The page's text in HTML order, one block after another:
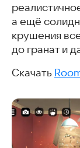
а ещё
крушения
до гранат и
Скачать